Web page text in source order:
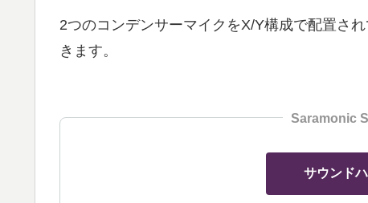
2つのコンデンサーマイクをX/Y構成で配置さ
きます。
Saramonic
サウンド